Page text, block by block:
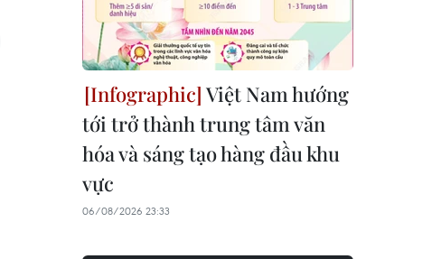
Việt Nam hướng
tới trở thành trung tâm văn
hóa và sáng tạo hàng đầu khu
vực
06/08/2026 23:33